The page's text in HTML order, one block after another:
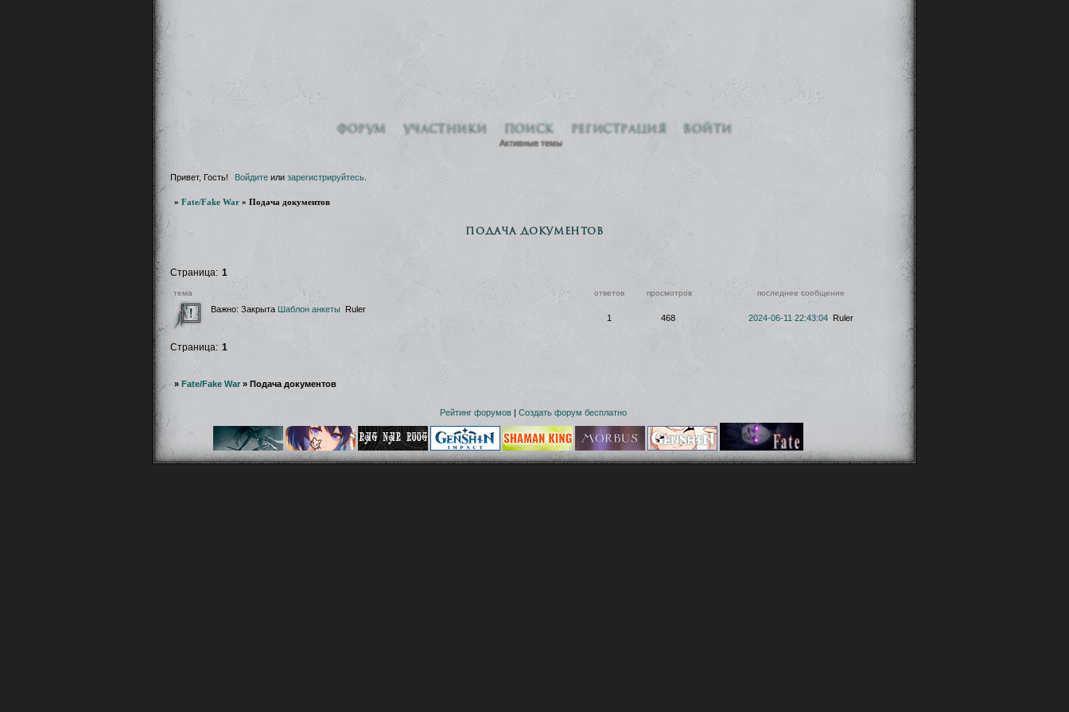
Форум Участники Поиск Регистрация Войти
Активные темы
Привет, Гость! Войдите или зарегистрируйтесь
» Fate/Fake War » Подача документов
Подача документов
Страница: 1
тема ответов просмотров последнее сообщение
Важно: Закрыта Шаблон анкеты
Ruler
1
468 2024-06-11 22:43:04 Ruler
Страница: 1
» Fate/Fake War » Подача документов
Рейтинг форумов |Создать форум бесплатно